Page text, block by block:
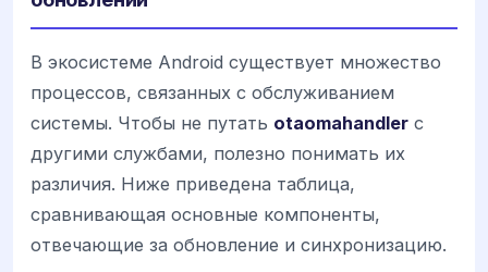
В экосистеме Android существует множество
процессов, связанных с обслуживанием
системы. Чтобы не путать otaomahandler с
другими службами, полезно понимать их
различия. Ниже приведена таблица,
сравнивающая основные компоненты,
отвечающие за обновление и синхронизацию.